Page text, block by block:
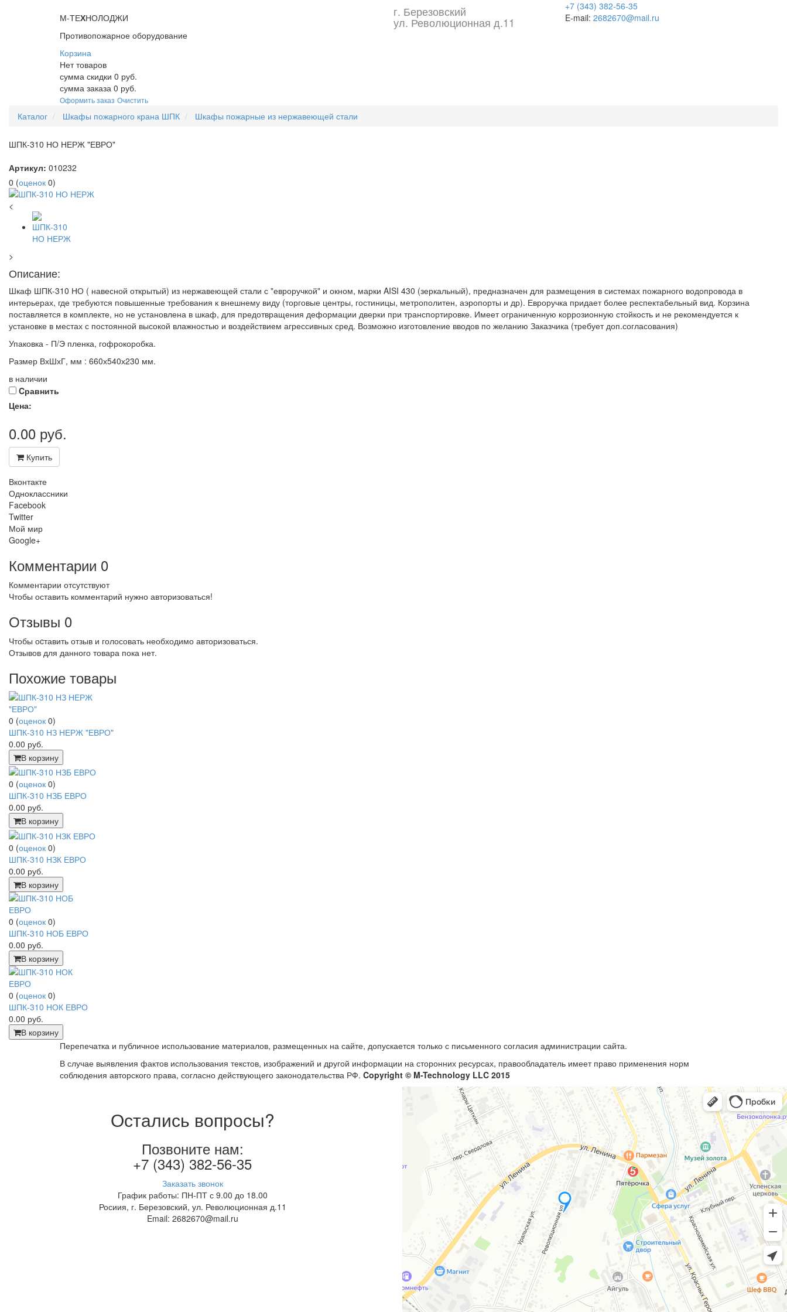
М-ТЕХНОЛОДЖИ
Противопожарное оборудование
г. Березовский
ул. Революционная д.11
+7 (343) 382-56-35
E-mail: 2682670@mail.ru
Корзина
Нет товаров
сумма скидки 0 руб.
сумма заказа 0 руб.
Оформить заказ Очистить
Каталог Шкафы пожарного крана ШПК Шкафы пожарные из нержавеющей стали
ШПК-310 НО НЕРЖ "ЕВРО"
Артикул: 010232
0 (оценок 0)
<
>
Описание:
Шкаф ШПК-310 НО ( навесной открытый) из нержавеющей стали с "евроручкой" и окном, марки AISI 430 (зеркальный), предназначен для размещения в системах пожарного водопровода в
интерьерах, где требуются повышенные требования к внешнему виду (торговые центры, гостиницы, метрополитен, аэропорты и др). Евроручка придает более респектабельный вид. Корзина
поставляется в комплекте, но не установлена в шкаф, для предотвращения деформации дверки при транспортировке. Имеет ограниченную коррозионную стойкость и не рекомендуется к
установке в местах с постоянной высокой влажностью и воздействием агрессивных сред. Возможно изготовление вводов по желанию Заказчика (требует доп.согласования)
Упаковка - П/Э пленка, гофрокоробка.
Размер ВхШхГ, мм : 660х540х230 мм.
в наличии
Cравнить
Цена:
0.00 руб.
Купить
Вконтакте
Одноклассники
Facebook
Twitter
Мой мир
Google+
Комментарии 0
Комментарии отсутствуют
Чтобы оставить комментарий нужно авторизоваться!
Отзывы 0
Чтобы оcтавить отзыв и голосовать необходимо авторизоваться.
Отзывов для данного товара пока нет.
Похожие товары
0 (оценок 0)
ШПК-310 НЗ НЕРЖ "ЕВРО"
0.00 руб.
В корзину
0 (оценок 0)
ШПК-310 НЗБ ЕВРО
0.00 руб.
В корзину
0 (оценок 0)
ШПК-310 НЗК ЕВРО
0.00 руб.
В корзину
0 (оценок 0)
ШПК-310 НОБ ЕВРО
0.00 руб.
В корзину
0 (оценок 0)
ШПК-310 НОК ЕВРО
0.00 руб.
В корзину
Перепечатка и публичное использование материалов, размещенных на сайте, допускается только с письменного согласия администрации сайта.
В случае выявления фактов использования текстов, изображений и другой информации на сторонних ресурсах, правообладатель имеет право применения норм
соблюдения авторского права, согласно действующего законодательства РФ. Copyright © M-Technology LLC 2015
Остались вопросы?
Позвоните нам:
+7 (343) 382-56-35
Заказать звонок
График работы: ПН-ПТ с 9.00 до 18.00
Росиия, г. Березовский, ул. Революционная д.11
Email: 2682670@mail.ru